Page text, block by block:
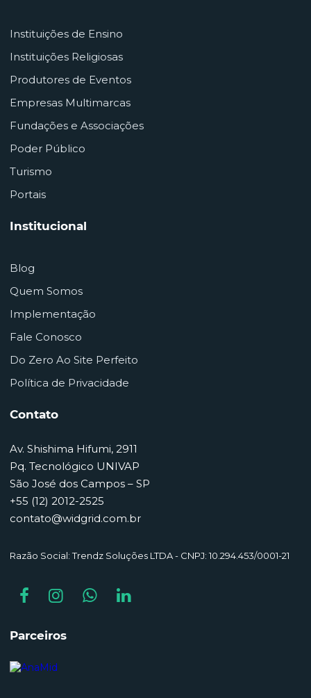
Instituições de Ensino
Instituições Religiosas
Produtores de Eventos
Empresas Multimarcas
Fundações e Associações
Poder Público
Turismo
Portais
Institucional
Blog
Quem Somos
Implementação
Fale Conosco
Do Zero Ao Site Perfeito
Política de Privacidade
Contato
Av. Shishima Hifumi, 2911
Pq. Tecnológico UNIVAP
São José dos Campos – SP
+55 (12) 2012-2525
contato@widgrid.com.br
Razão Social: Trendz Soluções LTDA - CNPJ: 10.294.453/0001-21
Parceiros